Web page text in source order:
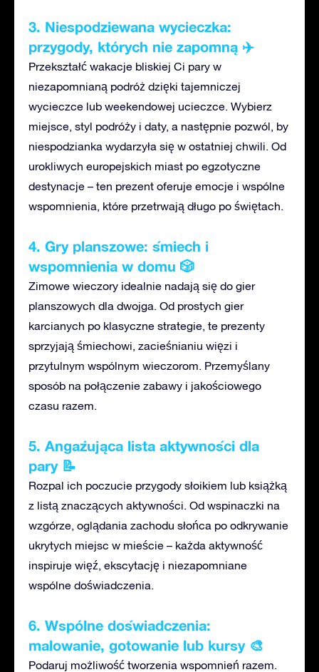
3. Niespodziewana wycieczka:
przygody, których nie zapomną ✈️
Przekształć wakacje bliskiej Ci pary w
niezapomnianą podróż dzięki tajemniczej
wycieczce lub weekendowej ucieczce. Wybierz
miejsce, styl podróży i daty, a następnie pozwól, by
niespodzianka wydarzyła się w ostatniej chwili. Od
urokliwych europejskich miast po egzotyczne
destynacje – ten prezent oferuje emocje i wspólne
wspomnienia, które przetrwają długo po świętach.
4. Gry planszowe: śmiech i
wspomnienia w domu 🎲
Zimowe wieczory idealnie nadają się do gier
planszowych dla dwojga. Od prostych gier
karcianych po klasyczne strategie, te prezenty
sprzyjają śmiechowi, zacieśnianiu więzi i
przytulnym wspólnym wieczorom. Przemyślany
sposób na połączenie zabawy i jakościowego
czasu razem.
5. Angażująca lista aktywności dla
pary 📝
Rozpal ich poczucie przygody słoikiem lub książką
z listą znaczących aktywności. Od wspinaczki na
wzgórze, oglądania zachodu słońca po odkrywanie
ukrytych miejsc w mieście – każda aktywność
inspiruje więź, ekscytację i niezapomniane
wspólne doświadczenia.
6. Wspólne doświadczenia:
malowanie, gotowanie lub kursy 🎨
Podaruj możliwość tworzenia wspomnień razem.